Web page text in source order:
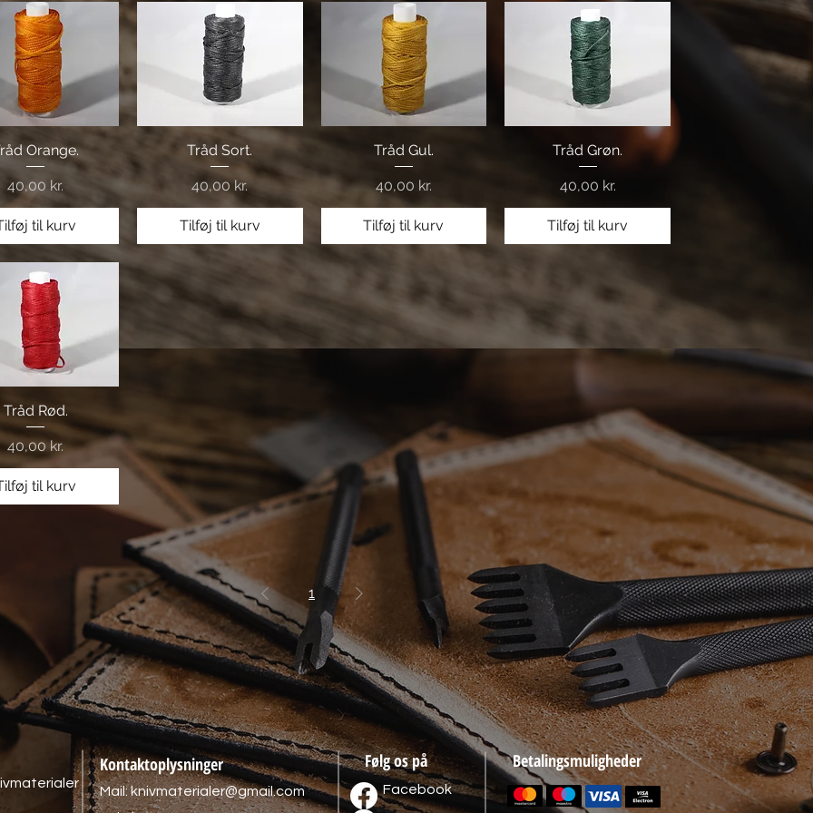
Orange.
Pris
40,00 kr.
til kurv
Hurtigvisning
Tråd Sort.
Pris
40,00 kr.
Tilføj til kurv
Hurtigvisning
Tråd Gul.
Pris
40,00 kr.
Tilføj til kurv
Hurtigvisning
Tråd Grøn.
Pris
40,00 kr.
Tilføj til kurv
Tråd Rød.
Pris
40,00 kr.
til kurv
1
Kontaktoplysninger
Mail:knivmaterialer@gmail.com
Følg os på Betalingsmuligheder
Facebook